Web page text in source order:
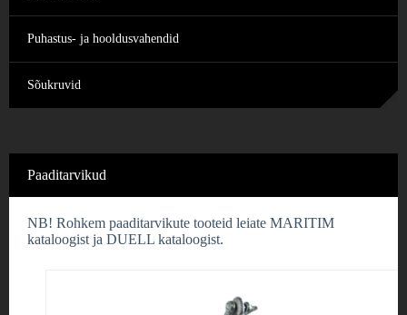
Paaditarvikud
NB! Rohkem paaditarvikute tooteid leiate MARITIM
kataloogist ja DUELL kataloogist.
Puhastus- ja hooldusvahendid
Sõukruvid